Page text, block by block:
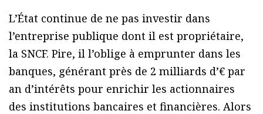
L’État continue de ne pas investir dans
l’entreprise publique dont il est propriétaire,
la SNCF. Pire, il l’oblige à emprunter dans les
banques, générant près de 2 milliards d’€ par
an d’intérêts pour enrichir les actionnaires
des institutions bancaires et financières. Alors